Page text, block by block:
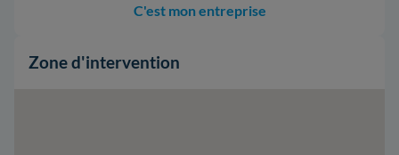
C'est mon entreprise
Zone d'intervention